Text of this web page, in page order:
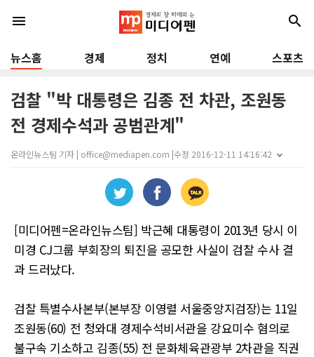
menu search
뉴스홈 경제 정치 연예 스포츠
검찰 "박 대통령은 김종 전 차관, 조원동
전 경제수석과 공범관계"
온라인뉴스팀 기자 | office@mediapen.com |수정 2016-12-11 14:16:42
[미디어펜=온라인뉴스팀] 박근혜 대통령이 2013년 당시 이
미경 CJ그룹 부회장의 퇴진을 공모한 사실이 검찰 수사 결
과 드러났다.
검찰 특별수사본부(본부장 이영렬 서울중앙지검장)는 11일
조원동(60) 전 청와대 경제수석비서관을 강요미수 혐의로
불구속 기소하고 김종(55) 전 문화체육관광부 2차관을 직권